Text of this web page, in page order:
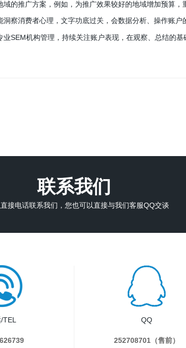
推广方案，例如，为推广效果较好的地域增加预算，
察消费者心理，文字功底过关，会数据分析、操作账户
业SEM机构管理，持续关注账户表现，在观察、总结的
联系我们
接电话联系我们，您也可以直接与我们客服QQ交谈
TEL QQ
252708701（售前）